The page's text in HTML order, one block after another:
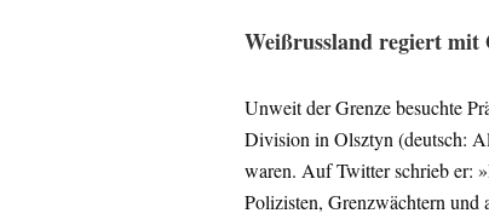
Weißrussland regiert mit
Unweit der Grenze besuchte
Division in Olsztyn (deutsch:
waren. Auf Twitter schrieb er:
Polizisten, Grenzwächtern und